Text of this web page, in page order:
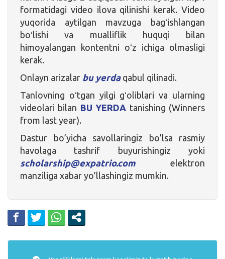
formatidagi video ilova qilinishi kerak. Video
yuqorida aytilgan mavzuga bagʻishlangan
boʻlishi va mualliflik huquqi bilan
himoyalangan kontentni oʻz ichiga olmasligi
kerak.
Onlayn arizalar bu yerdaqabul qilinadi.
Tanlovning oʻtgan yilgi gʻoliblari va ularning
videolari bilan BU YERDA tanishing (Winners
from last year).
Dastur bo’yicha savollaringiz bo’lsa rasmiy
havolaga tashrif buyurishingiz yoki
scholarship@expatrio.com elektron
manziliga xabar yo’llashingiz mumkin.